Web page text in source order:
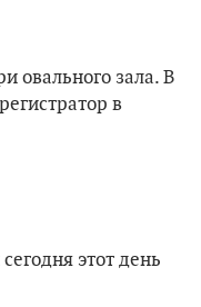
овального зала. В
в
этот день